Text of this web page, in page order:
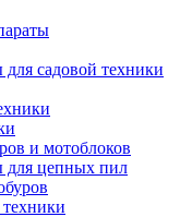
садовой техники
и мотоблоков
для цепных пил